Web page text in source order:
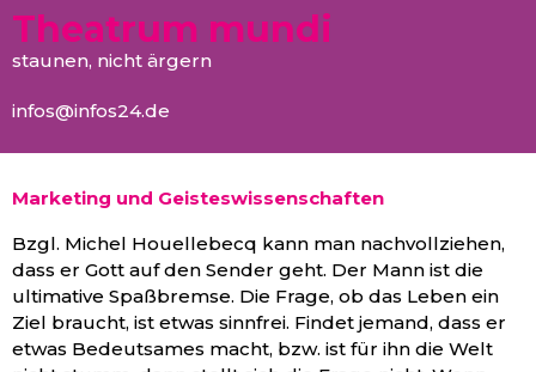
Theatrum mundi
staunen, nicht ärgern
infos@infos24.de
Marketing und Geisteswissenschaften
Bzgl. Michel Houellebecq kann man nachvollziehen,
dass er Gott auf den Sender geht. Der Mann ist die
ultimative Spaßbremse. Die Frage, ob das Leben ein
Ziel braucht, ist etwas sinnfrei. Findet jemand, dass er
etwas Bedeutsames macht, bzw. ist für ihn die Welt